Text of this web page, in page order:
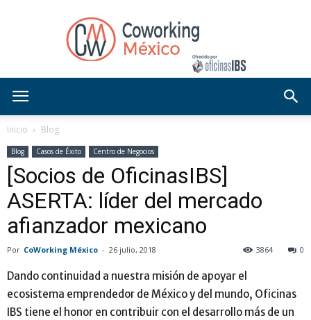
OficinasIBS
Inicio Blog
Blog Casos de Éxito Centro de Negocios
[Socios de OficinasIBS]
ASERTA: líder del mercado
afianzador mexicano
Por CoWorking México - 26 julio, 2018 0
3864
Dando continuidad a nuestra misión de apoyar el
ecosistema emprendedor de México y del mundo, Oficinas
IBS tiene el honor en contribuir con el desarrollo más de un